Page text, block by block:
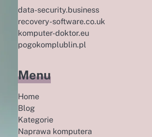
data-security.business
recovery-software.co.uk
komputer-doktor.eu
pogokomplublin.pl
Menu
Home
Blog
Kategorie
Naprawa komputera